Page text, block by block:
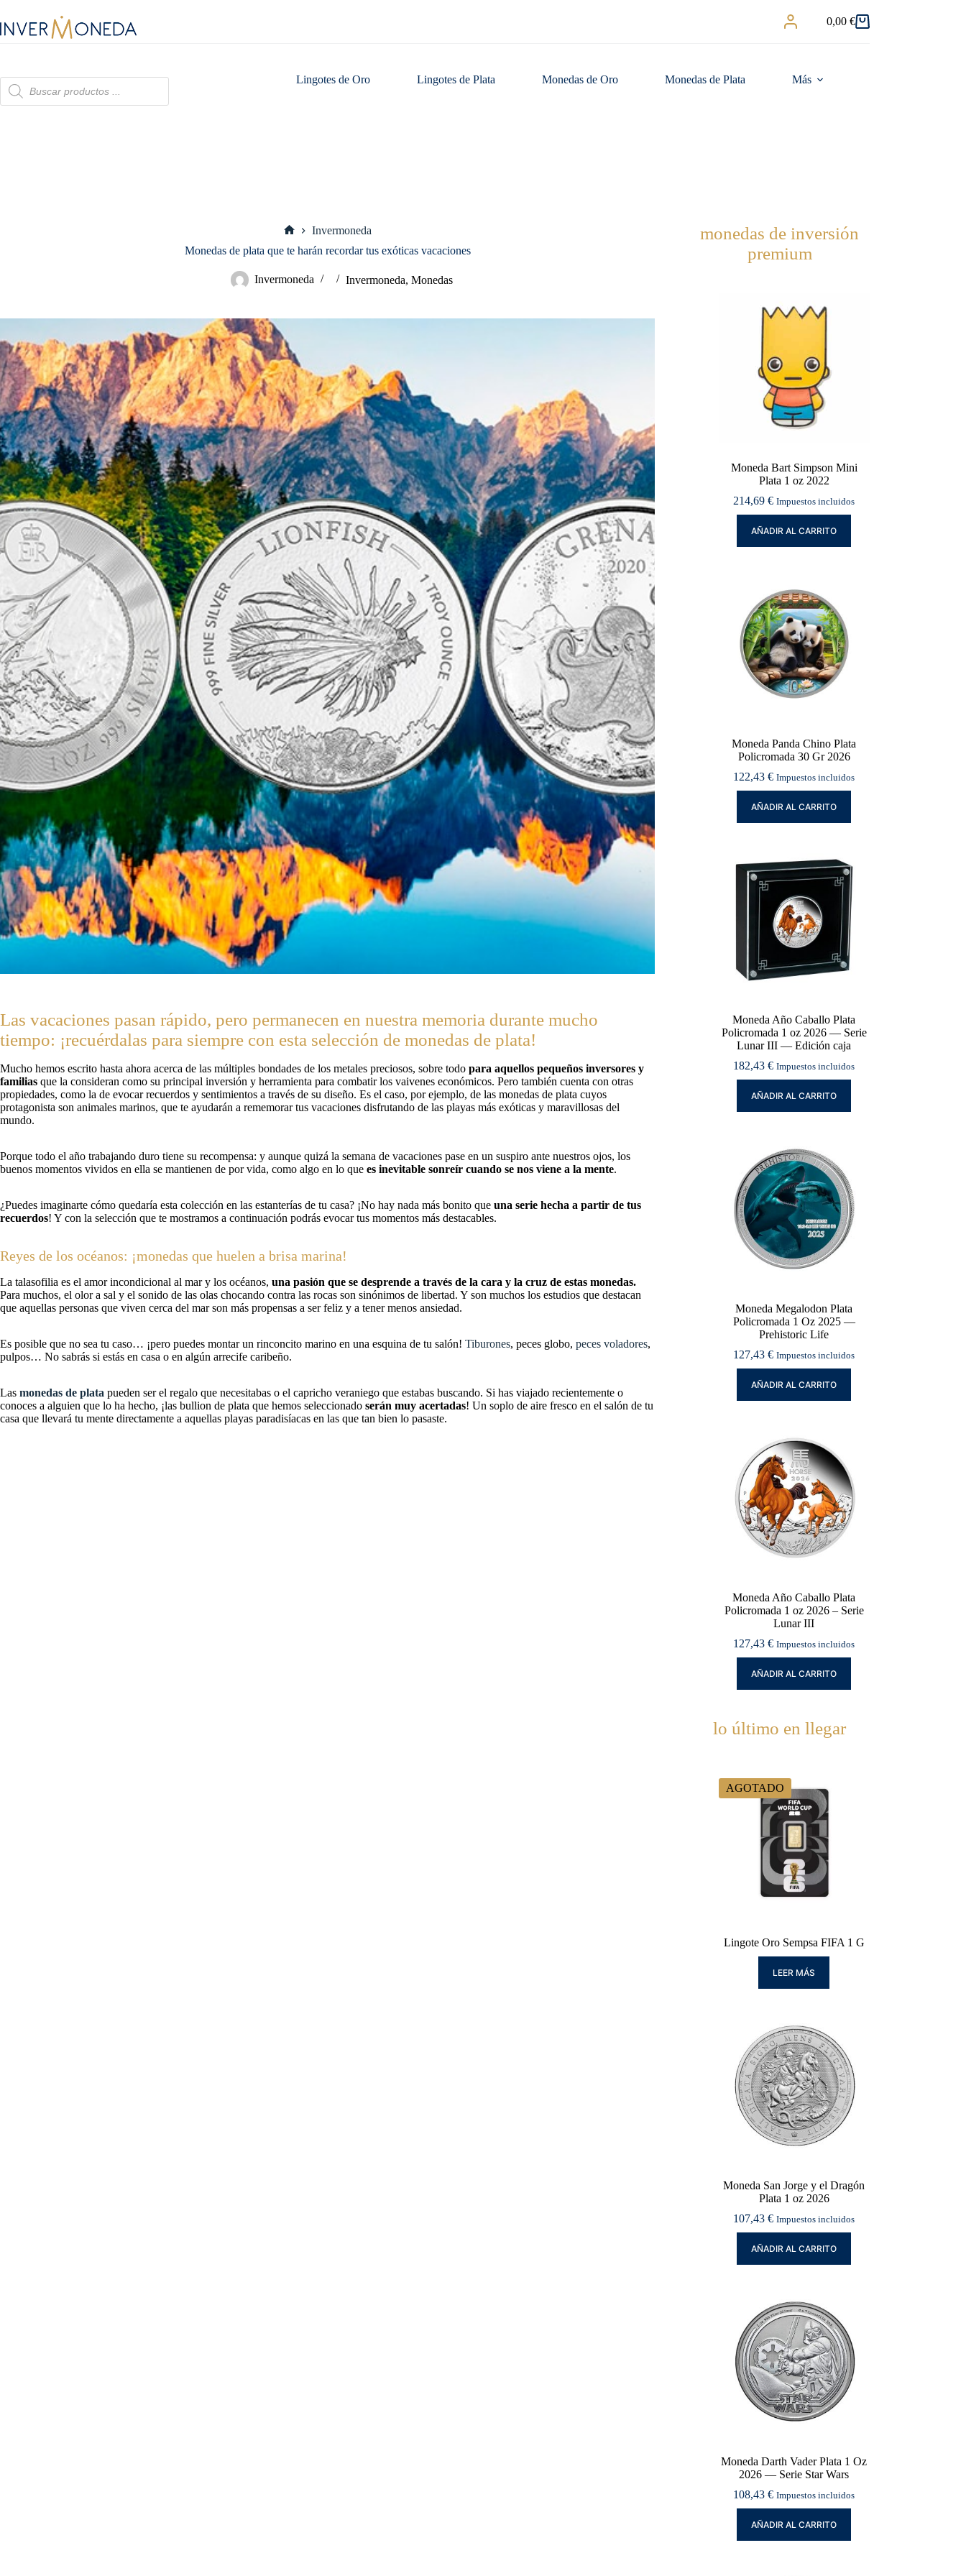
contenido
Carro
0,00 €
Búsqueda
de
productos
Lingotes de Oro Lingotes de Plata Monedas de Oro Monedas de Plata Más
Invermoneda
Monedas de plata que te harán recordar tus exóticas vacaciones
Invermoneda Invermoneda,Monedas
Las vacaciones pasan rápido, pero permanecen en nuestra memoria durante mucho
tiempo: ¡recuérdalas para siempre con esta selección de monedas de plata!
Mucho hemos escrito hasta ahora acerca de las múltiples bondades de los metales preciosos, sobre todo para aquellos pequeños inversores y
familias que la consideran como su principal inversión y herramienta para combatir los vaivenes económicos. Pero también cuenta con otras
propiedades, como la de evocar recuerdos y sentimientos a través de su diseño. Es el caso, por ejemplo, de las monedas de plata cuyos
protagonista son animales marinos, que te ayudarán a rememorar tus vacaciones disfrutando de las playas más exóticas y maravillosas del
mundo.
Porque todo el año trabajando duro tiene su recompensa: y aunque quizá la semana de vacaciones pase en un suspiro ante nuestros ojos, los
buenos momentos vividos en ella se mantienen de por vida, como algo en lo que es inevitable sonreír cuando se nos viene a la mente.
¿Puedes imaginarte cómo quedaría esta colección en las estanterías de tu casa? ¡No hay nada más bonito que una serie hecha a partir de tus
recuerdos! Y con la selección que te mostramos a continuación podrás evocar tus momentos más destacables.
Reyes de los océanos: ¡monedas que huelen a brisa marina!
La talasofilia es el amor incondicional al mar y los océanos, una pasión que se desprende a través de la cara y la cruz de estas monedas.
Para muchos, el olor a sal y el sonido de las olas chocando contra las rocas son sinónimos de libertad. Y son muchos los estudios que destacan
que aquellas personas que viven cerca del mar son más propensas a ser feliz y a tener menos ansiedad.
Es posible que no sea tu caso… ¡pero puedes montar un rinconcito marino en una esquina de tu salón! Tiburones, peces globo, peces voladores,
pulpos… No sabrás si estás en casa o en algún arrecife caribeño.
Las monedas de plata pueden ser el regalo que necesitabas o el capricho veraniego que estabas buscando. Si has viajado recientemente o
conoces a alguien que lo ha hecho, ¡las bullion de plata que hemos seleccionado serán muy acertadas! Un soplo de aire fresco en el salón de tu
casa que llevará tu mente directamente a aquellas playas paradisíacas en las que tan bien lo pasaste.
monedas de inversión
premium
Moneda Bart Simpson Mini
Plata 1 oz 2022
214,69€ Impuestos incluidos
AÑADIR AL CARRITO
Moneda Panda Chino Plata
Policromada 30 Gr 2026
122,43€ Impuestos incluidos
AÑADIR AL CARRITO
Moneda Año Caballo Plata
Policromada 1 oz 2026 — Serie
Lunar III — Edición caja
182,43€ Impuestos incluidos
AÑADIR AL CARRITO
Moneda Megalodon Plata
Policromada 1 Oz 2025 —
Prehistoric Life
127,43€ Impuestos incluidos
AÑADIR AL CARRITO
Moneda Año Caballo Plata
Policromada 1 oz 2026 – Serie
Lunar III
127,43€ Impuestos incluidos
AÑADIR AL CARRITO
lo último en llegar
AGOTADO
Lingote Oro Sempsa FIFA 1 G
LEER MÁS
Moneda San Jorge y el Dragón
Plata 1 oz 2026
107,43€ Impuestos incluidos
AÑADIR AL CARRITO
Moneda Darth Vader Plata 1 Oz
2026 — Serie Star Wars
108,43€ Impuestos incluidos
AÑADIR AL CARRITO